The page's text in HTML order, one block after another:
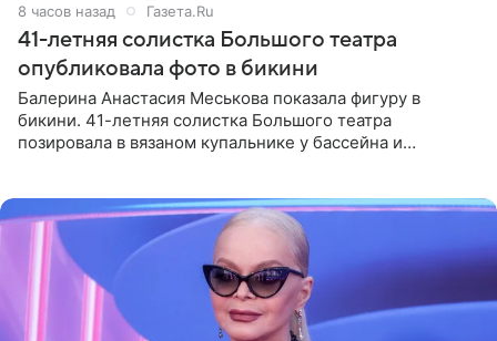
8 часов назад Газета.Ru
41-летняя солистка Большого театра
опубликовала фото в бикини
Балерина Анастасия Меськова показала фигуру в
бикини. 41-летняя солистка Большого театра
позировала в вязаном купальнике у бассейна и